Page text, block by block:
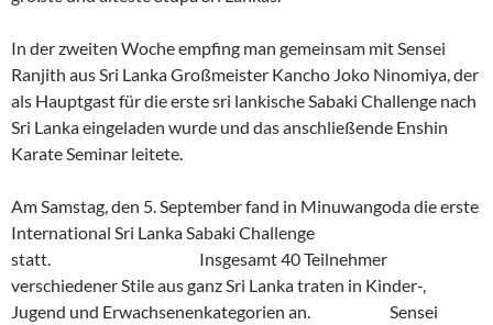
In der zweiten Woche empfing man gemeinsam mit Sensei
Ranjith aus Sri Lanka Großmeister Kancho Joko Ninomiya, der
als Hauptgast für die erste sri lankische Sabaki Challenge nach
Sri Lanka eingeladen wurde und das anschließende Enshin
Karate Seminar leitete.
Am Samstag, den 5. September fand in Minuwangoda die erste
International Sri Lanka Sabaki Challenge
statt. Insgesamt 40 Teilnehmer
verschiedener Stile aus ganz Sri Lanka traten in Kinder-,
Jugend und Erwachsenenkategorien an. Sensei